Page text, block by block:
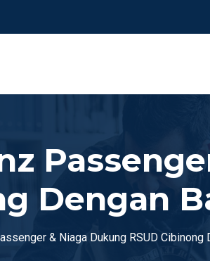
Dengan
& Niaga Dukung RSUD Cibinong